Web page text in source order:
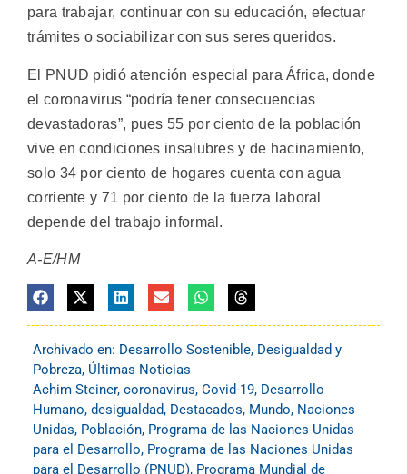
para trabajar, continuar con su educación, efectuar
trámites o sociabilizar con sus seres queridos.
El PNUD pidió atención especial para África, donde
el coronavirus “podría tener consecuencias
devastadoras”, pues 55 por ciento de la población
vive en condiciones insalubres y de hacinamiento,
solo 34 por ciento de hogares cuenta con agua
corriente y 71 por ciento de la fuerza laboral
depende del trabajo informal.
A-E/HM
Archivado en: Desarrollo Sostenible, Desigualdad y
Pobreza, Últimas Noticias
Achim Steiner, coronavirus, Covid-19, Desarrollo
Humano, desigualdad, Destacados, Mundo, Naciones
Unidas, Población, Programa de las Naciones Unidas
para el Desarrollo, Programa de las Naciones Unidas
para el Desarrollo (PNUD), Programa Mundial de